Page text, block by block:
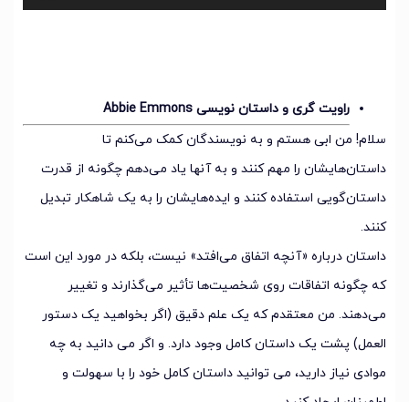
راویت گری و داستان نویسی Abbie Emmons
سلام! من ابی هستم و به نویسندگان کمک می‌کنم تا
داستان‌هایشان را مهم کنند و به آنها یاد می‌دهم چگونه از قدرت
داستان‌گویی استفاده کنند و ایده‌هایشان را به یک شاهکار تبدیل
کنند.
داستان درباره «آنچه اتفاق می‌افتد» نیست، بلکه در مورد این است
که چگونه اتفاقات روی شخصیت‌ها تأثیر می‌گذارند و تغییر
می‌دهند. من معتقدم که یک علم دقیق (اگر بخواهید یک دستور
العمل) پشت یک داستان کامل وجود دارد. و اگر می دانید به چه
موادی نیاز دارید، می توانید داستان کامل خود را با سهولت و